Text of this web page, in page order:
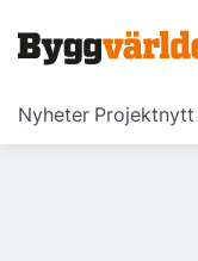
Nyheter Projektnytt